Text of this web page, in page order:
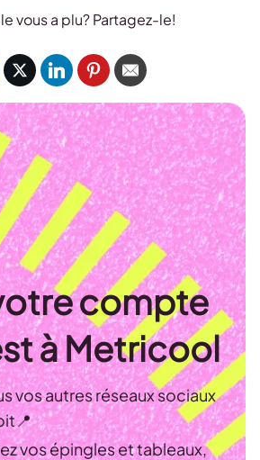
vous a plu? Partagez-le!
compte
à Metricool
vos autres réseaux sociaux
vos épingles et tableaux,